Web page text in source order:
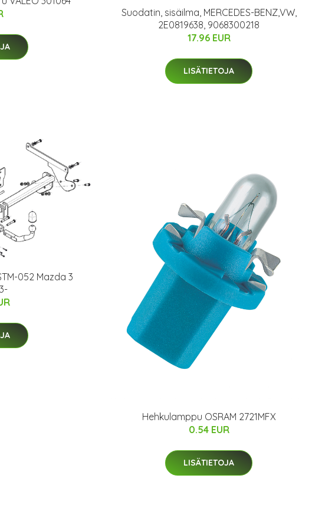
Suodatin, sisäilma, MERCEDES-BENZ,VW,
2E0819638, 9068300218
17.96 EUR
LISÄTIETOJA
052 Mazda 3
Hehkulamppu OSRAM 2721MFX
0.54 EUR
LISÄTIETOJA